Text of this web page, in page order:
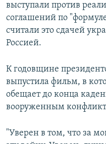
выступали против
соглашений по
считали это сдачей
Россией.
К годовщине
выпустила фильм, в
обещает до конца
вооруженным
"Уверен в том, что за